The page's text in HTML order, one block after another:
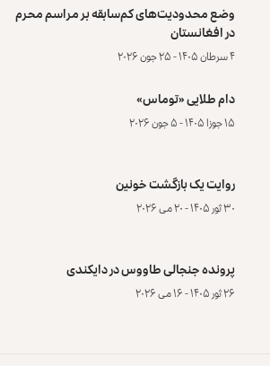
وضع محدودیت‌های کم‌سابقه بر مراسم محرم
در افغانستان
۴ سرطان ۱۴۰۵ - ۲۵ جون ۲۰۲۶
دام طلایی «توماس»
۱۵ جوزا ۱۴۰۵ - ۵ جون ۲۰۲۶
روایت یک بازگشت خونین
۳۰ ثور ۱۴۰۵ - ۲۰ می ۲۰۲۶
پرونده‌ جنجالی طاووس در دایکندی
۲۶ ثور ۱۴۰۵ - ۱۶ می ۲۰۲۶